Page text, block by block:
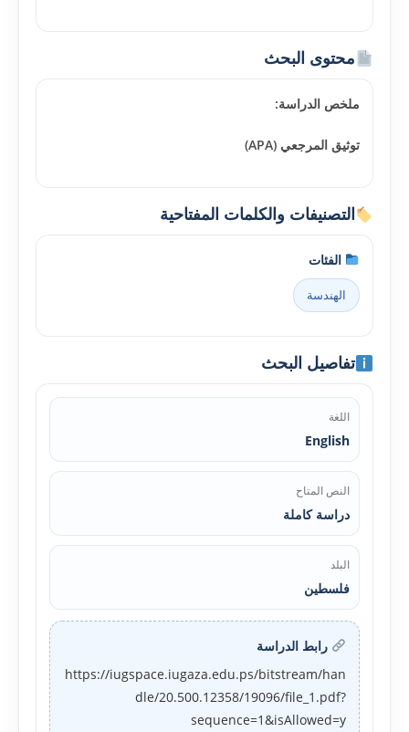
محتوى البحث
ملخص الدراسة:
توثيق المرجعي (APA)
التصنيفات والكلمات المفتاحية
الفئات
الهندسة
تفاصيل البحث
اللغة
English
النص المتاح
دراسة كاملة
البلد
فلسطين
رابط الدراسة
https://iugspace.iugaza.edu.ps/bitstream/han
dle/20.500.12358/19096/file_1.pdf?
sequence=1&isAllowed=y